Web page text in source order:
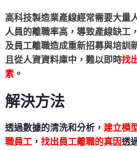
高科技製造業產線經常需要大量
人員的離職率高，導致產線缺工
及員工離職造成重新招募與培訓
且從人資資料庫中，難以即時找
素 。
解決方法
透過數據的清洗和分析， 建立模
職員工 ， 找出員工離職的真因透